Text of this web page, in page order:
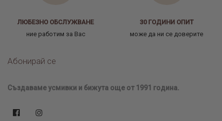
ЛЮБЕЗНО ОБСЛУЖВАНЕ
ние работим за Вас
30 ГОДИНИ ОПИТ
може да ни се доверите
Абонирай се
Създаваме усмивки и бижута още от 1991 година.